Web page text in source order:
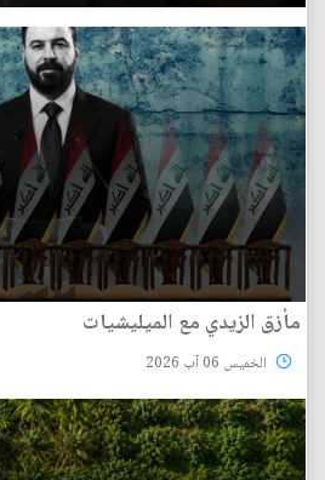
مأزق الزيدي مع الميليشيات
الخميس 06 آب 2026